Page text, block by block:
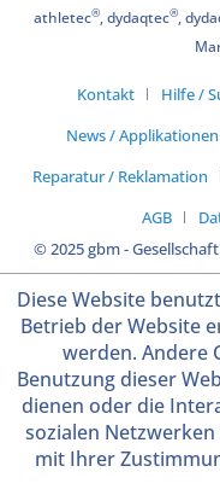
athletec®, dydaqtec®,
Kontakt Hilfe /
News / Applikationen
Reparatur / Reklamation
AGB
© 2025 gbm -
Diese Website
Betrieb der Website
werden. Andere
Benutzung dieser
dienen oder die
sozialen
mit Ihrer